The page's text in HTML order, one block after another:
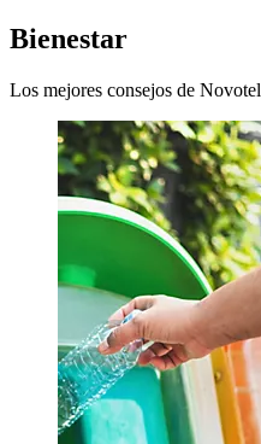
Bienestar
Los mejores consejos de